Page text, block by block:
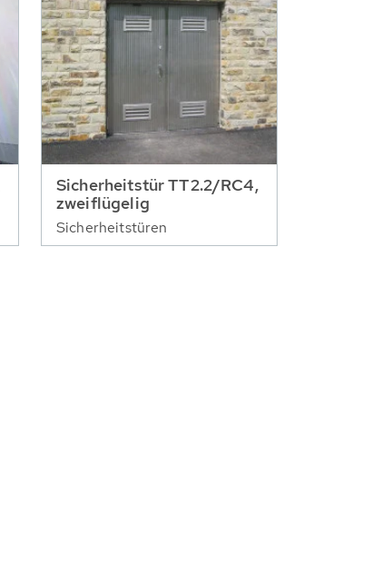
Sicherheitstür TT2.2/RC4,
zweiflügelig
Sicherheitstüren